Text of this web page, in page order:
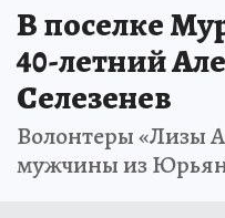
В поселке
40-летний
Селезенев
Волонтеры «Лизы
мужчины из